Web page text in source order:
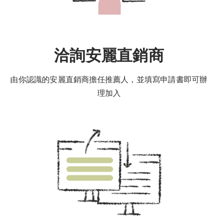
洽詢安麗直銷商
由你認識的安麗直銷商擔任推薦人，並填寫申請書即可辦
理加入